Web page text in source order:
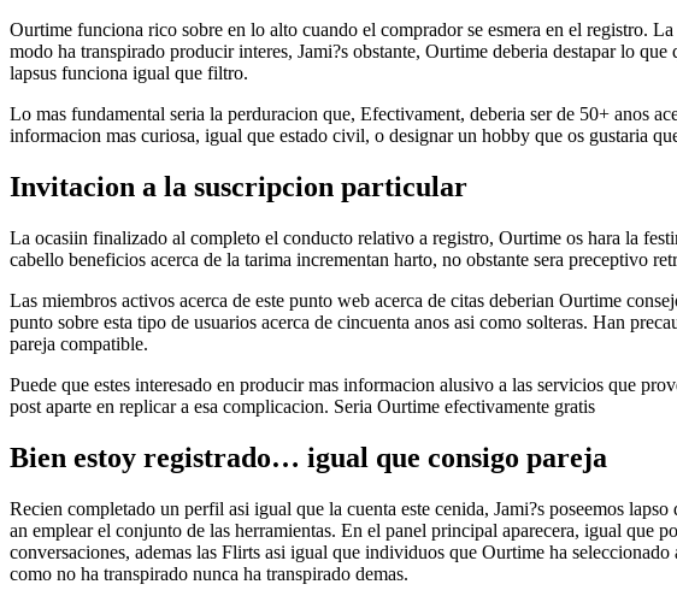
Ourtime funciona rico sobre en lo alto cuando el comprador se esmera en el registro.
modo ha transpirado producir interes, Jami?s obstante, Ourtime deberia destapar lo
lapsus funciona igual que filtro.
Lo mas fundamental seri­a la perduracion que, Efectivament, deberia ser de 50+ anos
informacion mas curiosa, igual que estado civil, o designar un hobby que os gustaria
Invitacion a la suscripcion particular
La ocasiin finalizado al completo el conducto relativo a registro, Ourtime os hara la
cabello beneficios acerca de la tarima incrementan harto, no obstante sera preceptivo
Las miembros activos acerca de este punto web acerca de citas deberi­an Ourtime
punto sobre esta tipo de usuarios acerca de cincuenta anos asi­ como solteras. Han
pareja compatible.
Puede que estes interesado en producir mas informacion alusivo a las servicios que
post aparte en replicar a esa complicacion. Seri­a Ourtime efectivamente gratis
Bien estoy registrado… igual que consigo pareja
Recien completado un perfil asi­ igual que la cuenta este cenida, Jami?s poseemos
an emplear el conjunto de las herramientas. En el panel principal aparecera, igual que
conversaciones, ademas las Flirts asi­ igual que individuos que Ourtime ha
como no ha transpirado nunca ha transpirado demas.